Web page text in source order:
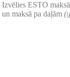
Izvēlies ESTO
un maksā pa daļām(